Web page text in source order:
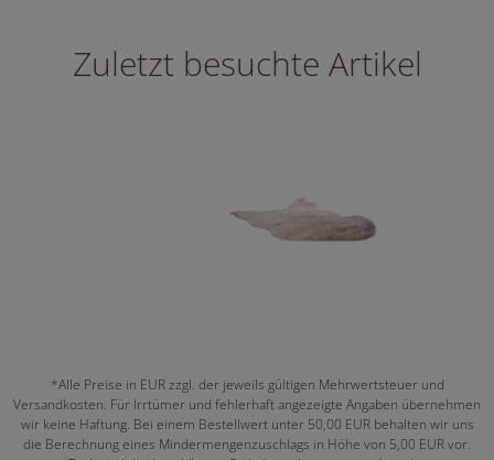
Zuletzt besuchte Artikel
*Alle Preise in EUR zzgl. der jeweils gültigen Mehrwertsteuer und
Versandkosten. Für Irrtümer und fehlerhaft angezeigte Angaben übernehmen
wir keine Haftung. Bei einem Bestellwert unter 50,00 EUR behalten wir uns
die Berechnung eines Mindermengenzuschlags in Höhe von 5,00 EUR vor.